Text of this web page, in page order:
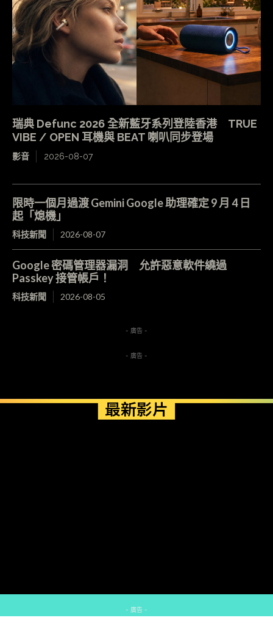
瑞典 Defunc 2026 全新藍牙系列登陸香港 TRUE
VIBE / OPEN 耳機與 BEAT 喇叭同步登場
影音 2026-08-07
限時一個月過渡 Gemini Google 助理確定 9 月 4 日
起「熄機」
科技新聞 2026-08-07
Google 密碼管理器漏洞 允許惡意軟件繞過
Passkey 接管帳戶！
科技新聞 2026-08-05
- 廣告 -
- 廣告 -
最新影片
- 廣告 -